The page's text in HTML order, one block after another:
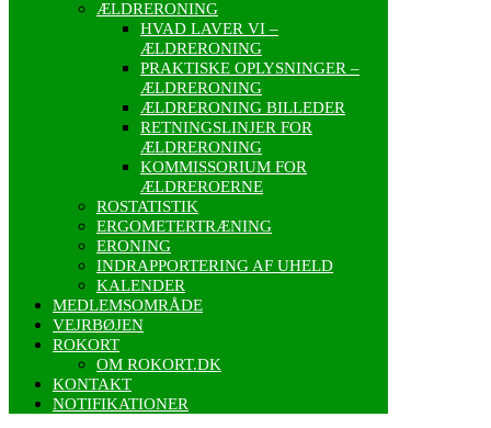
ÆLDRERONING
HVAD LAVER VI –
ÆLDRERONING
PRAKTISKE OPLYSNINGER –
ÆLDRERONING
ÆLDRERONING BILLEDER
RETNINGSLINJER FOR
ÆLDRERONING
KOMMISSORIUM FOR
ÆLDREROERNE
ROSTATISTIK
ERGOMETERTRÆNING
ERONING
INDRAPPORTERING AF UHELD
KALENDER
MEDLEMSOMRÅDE
VEJRBØJEN
ROKORT
OM ROKORT.DK
KONTAKT
NOTIFIKATIONER